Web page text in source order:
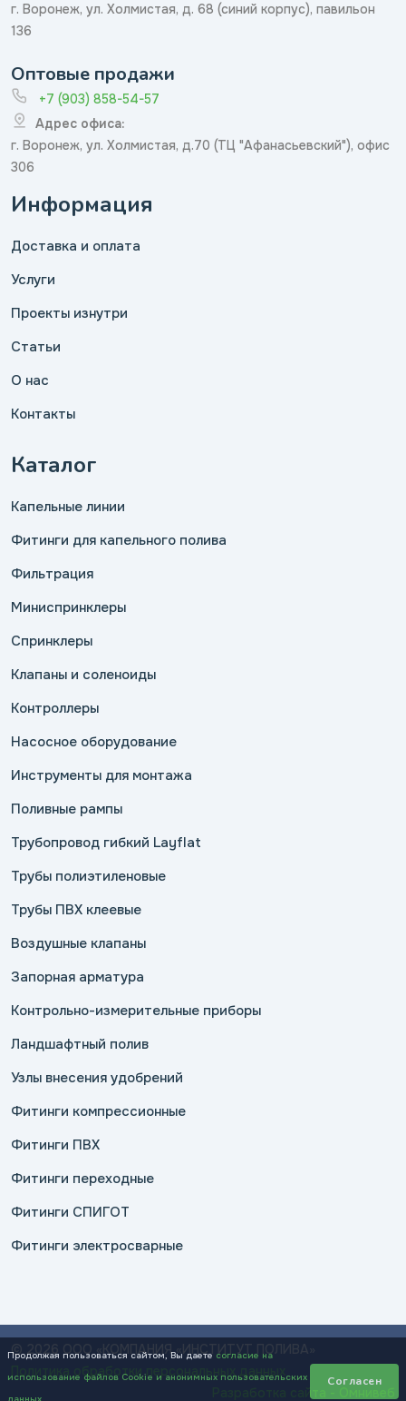
г. Воронеж, ул. Холмистая, д. 68 (синий корпус), павильон
136
Оптовые продажи
+7 (903) 858-54-57
Адрес офиса:
г. Воронеж, ул. Холмистая, д.70 (ТЦ "Афанасьевский"), офис
306
Информация
Доставка и оплата
Услуги
Проекты изнутри
Статьи
О нас
Контакты
Каталог
Капельные линии
Фитинги для капельного полива
Фильтрация
Миниспринклеры
Спринклеры
Клапаны и соленоиды
Контроллеры
Насосное оборудование
Инструменты для монтажа
Поливные рампы
Трубопровод гибкий Layflat
Трубы полиэтиленовые
Трубы ПВХ клеевые
Воздушные клапаны
Запорная арматура
Контрольно-измерительные приборы
Ландшафтный полив
Узлы внесения удобрений
Фитинги компрессионные
Фитинги ПВХ
Фитинги переходные
Фитинги СПИГОТ
Фитинги электросварные
© 2026 ООО «КОМПАНИЯ «ИНСТИТУТ ПОЛИВА»
Политика обработки персональных данных
Разработка сайта - Омнивеб
Продолжая пользоваться сайтом, Вы даете согласие на
использование файлов Cookie и анонимных пользовательских
Согласен